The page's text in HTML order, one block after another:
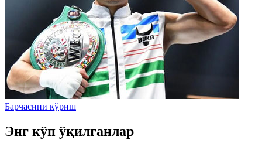
Барчасини кўриш
Энг кўп ўқилганлар